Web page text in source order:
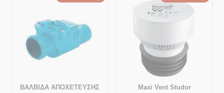
ΒΑΛΒΙΔΑ ΑΠΟΧΕΤΕΥΣΗΣ
Maxi Vent Studor